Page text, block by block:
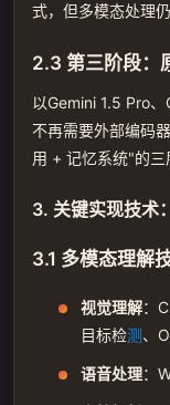
式，但多模态处理
2.3 第三阶段：
以Gemini 1.5 Pro
不再需要外部编码器
用 + 记忆系统"的三
3. 关键实现技术
3.1 多模态理解
视觉理解：
目标检测、
语音处理：